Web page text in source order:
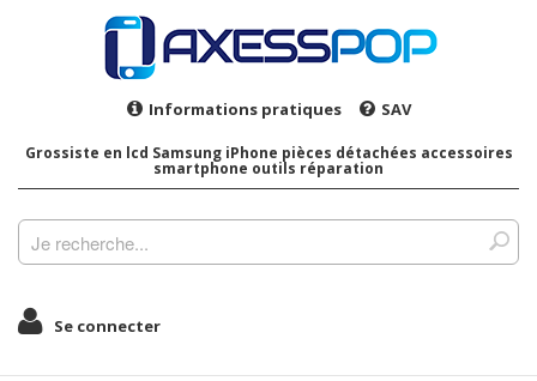
Informations pratiques SAV
Grossiste en lcd Samsung iPhone pièces détachées accessoires
smartphone outils réparation
Se connecter